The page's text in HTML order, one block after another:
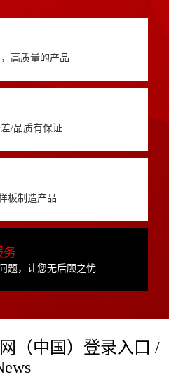
高质量的产品
/品质有保证
板制造产品
务
题，让您无后顾之忧
（中国）登录入口 /